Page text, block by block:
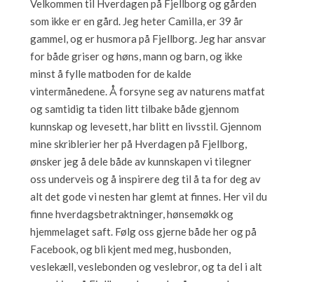
Velkommen til Hverdagen på Fjellborg og gården
som ikke er en gård. Jeg heter Camilla, er 39 år
gammel, og er husmora på Fjellborg. Jeg har ansvar
for både griser og høns, mann og barn, og ikke
minst å fylle matboden for de kalde
vintermånedene. Å forsyne seg av naturens matfat
og samtidig ta tiden litt tilbake både gjennom
kunnskap og levesett, har blitt en livsstil. Gjennom
mine skriblerier her på Hverdagen på Fjellborg,
ønsker jeg å dele både av kunnskapen vi tilegner
oss underveis og å inspirere deg til å ta for deg av
alt det gode vi nesten har glemt at finnes. Her vil du
finne hverdagsbetraktninger, hønsemøkk og
hjemmelaget saft. Følg oss gjerne både her og på
Facebook, og bli kjent med meg, husbonden,
veslekæll, veslebonden og veslebror, og ta del i alt